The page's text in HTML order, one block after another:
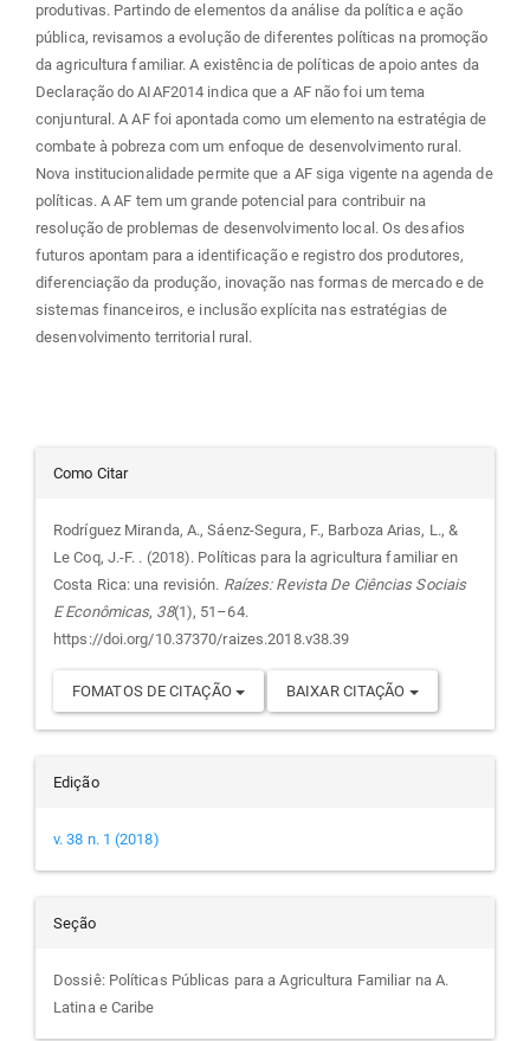
produtivas. Partindo de elementos da análise da política e ação
pública, revisamos a evolução de diferentes políticas na promoção
da agricultura familiar. A existência de políticas de apoio antes da
Declaração do AIAF2014 indica que a AF não foi um tema
conjuntural. A AF foi apontada como um elemento na estratégia de
combate à pobreza com um enfoque de desenvolvimento rural.
Nova institucionalidade permite que a AF siga vigente na agenda de
políticas. A AF tem um grande potencial para contribuir na
resolução de problemas de desenvolvimento local. Os desafios
futuros apontam para a identificação e registro dos produtores,
diferenciação da produção, inovação nas formas de mercado e de
sistemas financeiros, e inclusão explícita nas estratégias de
desenvolvimento territorial rural.
Detalhes
do
artigo
Como Citar
Rodríguez Miranda, A., Sáenz-Segura, F., Barboza Arias, L., &
Le Coq, J.-F. . (2018). Políticas para la agricultura familiar en
Costa Rica: una revisión. Raízes: Revista De Ciências Sociais
E Econômicas, 38(1), 51–64.
https://doi.org/10.37370/raizes.2018.v38.39
FOMATOS DE CITAÇÃO BAIXAR CITAÇÃO
Edição
v. 38 n. 1 (2018)
Seção
Dossiê: Políticas Públicas para a Agricultura Familiar na A.
Latina e Caribe